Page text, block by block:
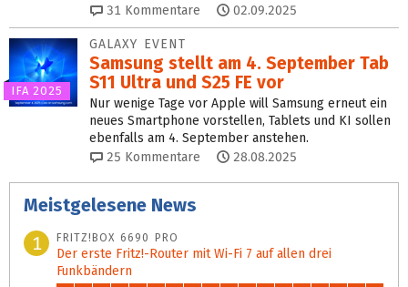
31 Kommentare 02.09.2025
IFA 2025
GALAXY EVENT
Samsung stellt am 4. September Tab
S11 Ultra und S25 FE vor
Nur wenige Tage vor Apple will Samsung erneut ein
neues Smartphone vorstellen, Tablets und KI sollen
ebenfalls am 4. September anstehen.
25 Kommentare 28.08.2025
Meistgelesene News
1
FRITZ!BOX 6690 PRO
Der erste Fritz!-Router mit Wi-Fi 7 auf allen drei
Funkbändern